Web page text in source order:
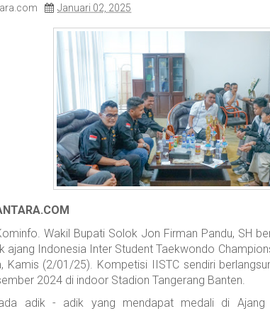
Januari 02, 2025
Wakil Bupati Solok Jon Firman Pandu, SH
ajang Indonesia Inter Student Taekwondo
Kamis (2/01/25). Kompetisi IISTC sendiri
2024 di indoor Stadion Tangerang Banten.
adik - adik yang mendapat medali di Ajang